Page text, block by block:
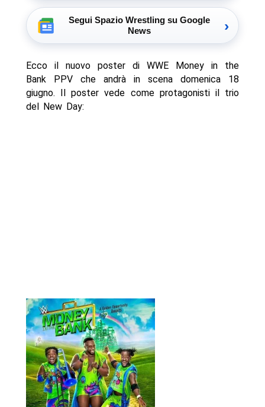
Segui Spazio Wrestling su Google
News
›
Ecco il nuovo poster di WWE Money in the
Bank PPV che andrà in scena domenica 18
giugno. Il poster vede come protagonisti il trio
del New Day: